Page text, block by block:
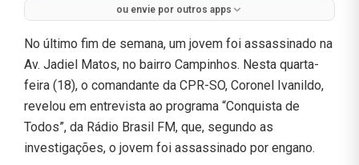
ou envie por outros apps
No último fim de semana, um jovem foi assassinado na
Av. Jadiel Matos, no bairro Campinhos. Nesta quarta-
feira (18), o comandante da CPR-SO, Coronel Ivanildo,
revelou em entrevista ao programa “Conquista de
Todos”, da Rádio Brasil FM, que, segundo as
investigações, o jovem foi assassinado por engano.